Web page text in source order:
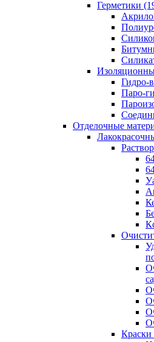
Герметики
Гидро-
Паро-
Отделочные
Краски